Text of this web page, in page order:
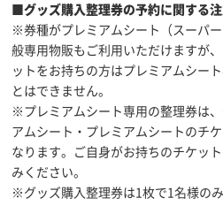
■グッズ購入整理券の予約に関する
※券種がプレミアムシート（スーパ
般専用物販もご利用いただけますが
ットをお持ちの方はプレミアムシー
とはできません。
※プレミアムシート専用の整理券は
アムシート・プレミアムシートのチ
なります。ご自身がお持ちのチケッ
みください。
※グッズ購入整理券は1枚で1名様の